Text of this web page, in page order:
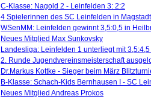
C-Klasse: Nagold 2 - Leinfelden 3: 2:2
4 Spielerinnen des SC Leinfelden in Magstadt
WSenMM: Leinfelden gewinnt 3,5:0,5 in
Neues Mitglied Max Sunkovsky
Landesliga: Leinfelden 1 unterliegt mit
2. Runde Jugendvereinsmeisterschaft
Dr.Markus Kottke - Sieger beim März
B-Klasse: Schach-Kids Bernhausen I - SC
Neues Mitglied Andreas Prokos